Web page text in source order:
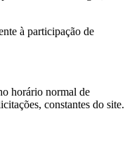
à participação de
horário normal de
constantes do site.